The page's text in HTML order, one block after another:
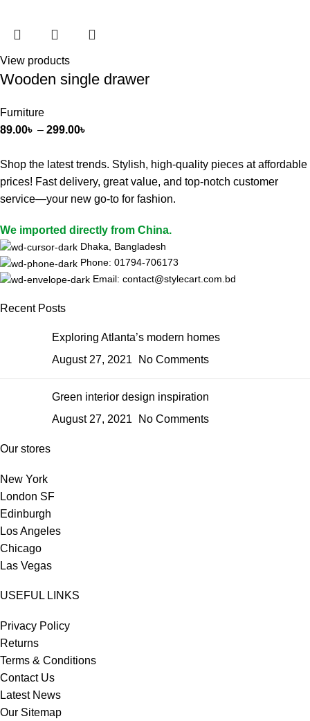
View products
Wooden single drawer
Furniture
89.00৳ – 299.00৳
Shop the latest trends. Stylish, high-quality pieces at affordable
prices! Fast delivery, great value, and top-notch customer
service—your new go-to for fashion.
We imported directly from China.
Dhaka, Bangladesh
Phone: 01794-706173
Email: contact@stylecart.com.bd
Recent Posts
Exploring Atlanta’s modern homes
August 27, 2021
No Comments
Green interior design inspiration
August 27, 2021
No Comments
Our stores
New York
London SF
Edinburgh
Los Angeles
Chicago
Las Vegas
USEFUL LINKS
Privacy Policy
Returns
Terms & Conditions
Contact Us
Latest News
Our Sitemap